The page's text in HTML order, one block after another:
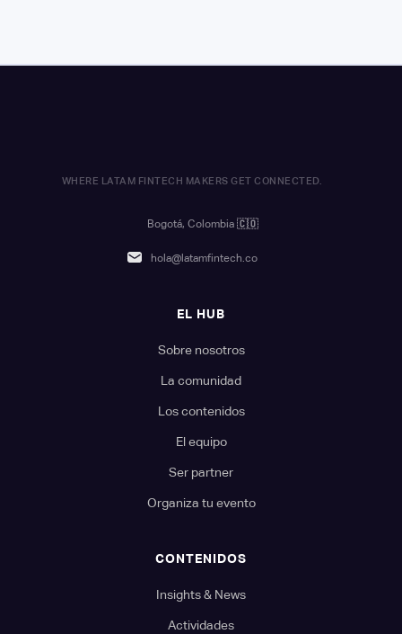
WHERE LATAM FINTECH MAKERS GET CONNECTED.
Bogotá, Colombia 🇨🇴
hola@latamfintech.co
EL HUB
Sobre nosotros
La comunidad
Los contenidos
El equipo
Ser partner
Organiza tu evento
CONTENIDOS
Insights & News
Actividades